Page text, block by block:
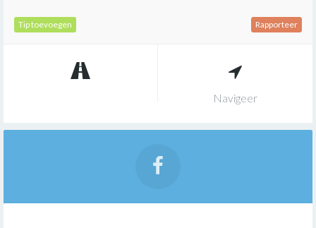
Tip toevoegen Rapporteer
Navigeer